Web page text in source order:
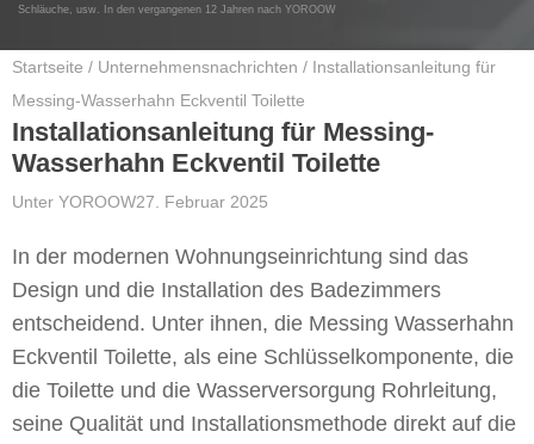
Schläuche, usw. In den vergangenen 12 Jahren nach YOROOW
Startseite / Unternehmensnachrichten / Installationsanleitung für
Messing-Wasserhahn Eckventil Toilette
Installationsanleitung für Messing-
Wasserhahn Eckventil Toilette
Unter YOROOW27. Februar 2025
In der modernen Wohnungseinrichtung sind das
Design und die Installation des Badezimmers
entscheidend. Unter ihnen, die Messing Wasserhahn
Eckventil Toilette, als eine Schlüsselkomponente, die
die Toilette und die Wasserversorgung Rohrleitung,
seine Qualität und Installationsmethode direkt auf die